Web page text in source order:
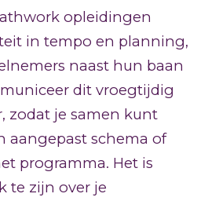
opleidingen
in tempo en planning,
naast hun baan
dit vroegtijdig
zodat je samen kunt
aangepast schema of
programma. Het is
te zijn over je